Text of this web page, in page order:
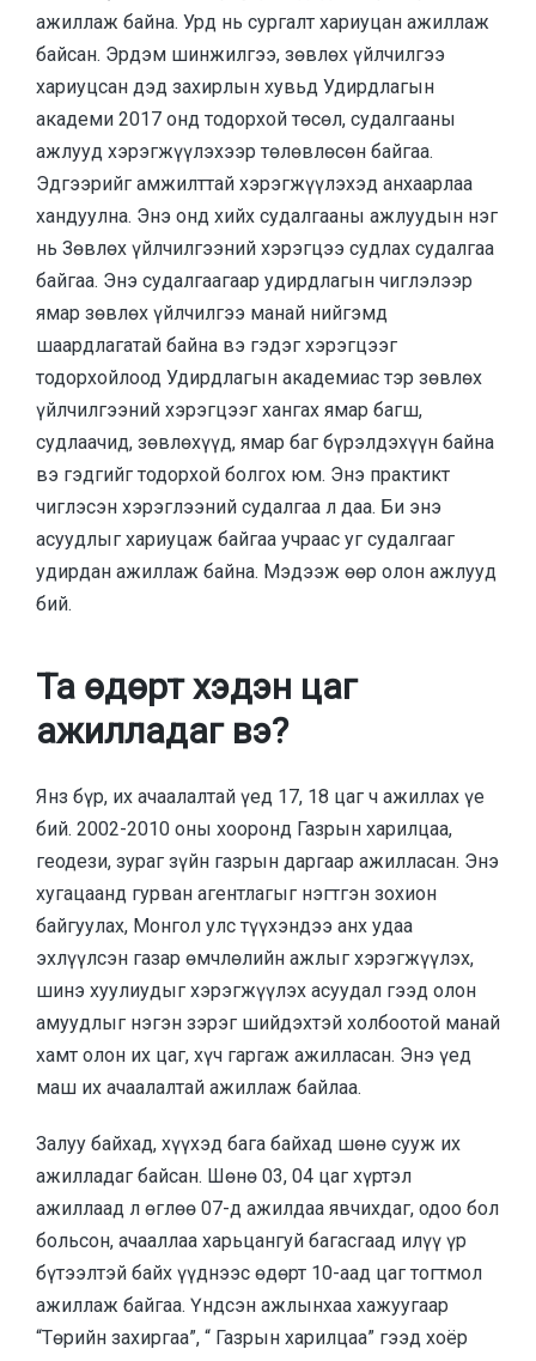
ажиллаж байна. Урд нь сургалт хариуцан ажиллаж
байсан. Эрдэм шинжилгээ, зөвлөх үйлчилгээ
хариуцсан дэд захирлын хувьд Удирдлагын
академи 2017 онд тодорхой төсөл, судалгааны
ажлууд хэрэгжүүлэхээр төлөвлөсөн байгаа.
Эдгээрийг амжилттай хэрэгжүүлэхэд анхаарлаа
хандуулна. Энэ онд хийх судалгааны ажлуудын нэг
нь Зөвлөх үйлчилгээний хэрэгцээ судлах судалгаа
байгаа. Энэ судалгаагаар удирдлагын чиглэлээр
ямар зөвлөх үйлчилгээ манай нийгэмд
шаардлагатай байна вэ гэдэг хэрэгцээг
тодорхойлоод Удирдлагын академиас тэр зөвлөх
үйлчилгээний хэрэгцээг хангах ямар багш,
судлаачид, зөвлөхүүд, ямар баг бүрэлдэхүүн байна
вэ гэдгийг тодорхой болгох юм. Энэ практикт
чиглэсэн хэрэглээний судалгаа л даа. Би энэ
асуудлыг хариуцаж байгаа учраас уг судалгааг
удирдан ажиллаж байна. Мэдээж өөр олон ажлууд
бий.
Та өдөрт хэдэн цаг
ажилладаг вэ?
Янз бүр, их ачаалалтай үед 17, 18 цаг ч ажиллах үе
бий. 2002-2010 оны хооронд Газрын харилцаа,
геодези, зураг зүйн газрын даргаар ажилласан. Энэ
хугацаанд гурван агентлагыг нэгтгэн зохион
байгуулах, Монгол улс түүхэндээ анх удаа
эхлүүлсэн газар өмчлөлийн ажлыг хэрэгжүүлэх,
шинэ хуулиудыг хэрэгжүүлэх асуудал гээд олон
амуудлыг нэгэн зэрэг шийдэхтэй холбоотой манай
хамт олон их цаг, хүч гаргаж ажилласан. Энэ үед
маш их ачаалалтай ажиллаж байлаа.
Залуу байхад, хүүхэд бага байхад шөнө сууж их
ажилладаг байсан. Шөнө 03, 04 цаг хүртэл
ажиллаад л өглөө 07-д ажилдаа явчихдаг, одоо бол
больсон, ачааллаа харьцангуй багасгаад илүү үр
бүтээлтэй байх үүднээс өдөрт 10-аад цаг тогтмол
ажиллаж байгаа. Үндсэн ажлынхаа хажуугаар
“Төрийн захиргаа”, “ Газрын харилцаа” гээд хоёр